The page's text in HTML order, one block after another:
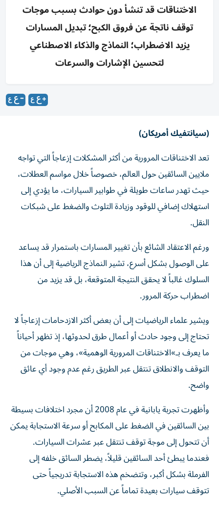
الاختناقات قد تنشأ دون حوادث بسبب موجات
توقف ناتجة عن فروق الكبح؛ تبديل المسارات
يزيد الاضطراب؛ النماذج والذكاء الاصطناعي
لتحسين الإشارات والسرعات
(سيانتفيك أمريكان)
تعد الاختناقات المرورية من أكثر المشكلات إزعاجاً التي تواجه
ملايين السائقين حول العالم، خصوصاً خلال مواسم العطلات،
حيث تهدر ساعات طويلة في طوابير السيارات، ما يؤدي إلى
استهلاك إضافي للوقود وزيادة التلوث والضغط على شبكات
النقل.
ورغم الاعتقاد الشائع بأن تغيير المسارات باستمرار قد يساعد
على الوصول بشكل أسرع، تشير النماذج الرياضية إلى أن هذا
السلوك غالباً لا يحقق النتيجة المتوقعة، بل قد يزيد من
اضطراب حركة المرور.
ويشير علماء الرياضيات إلى أن بعض أكثر الازدحامات إزعاجاً لا
تحتاج إلى وجود حادث أو أعمال طرق لحدوثها، إذ تظهر أحياناً
ما يعرف بـ»الاختناقات المرورية الوهمية»، وهي موجات من
التوقف والانطلاق تنتقل عبر الطريق رغم عدم وجود أي عائق
واضح.
وأظهرت تجربة يابانية في عام 2008 أن مجرد اختلافات بسيطة
بين السائقين في الضغط على المكابح أو سرعة الاستجابة يمكن
أن تتحول إلى موجة توقف تنتقل عبر عشرات السيارات.
فعندما يبطئ أحد السائقين قليلاً، يضطر السائق خلفه إلى
الفرملة بشكل أكبر، وتتضخم هذه الاستجابة تدريجياً حتى
تتوقف سيارات بعيدة تماماً عن السبب الأصلي.